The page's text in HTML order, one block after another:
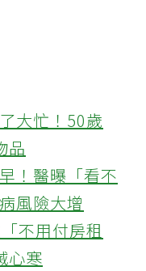
大忙！50歲
品
！醫曝「看不
風險大增
不用付房租
心寒